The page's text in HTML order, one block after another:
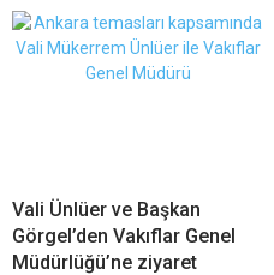
Vali Ünlüer ve Başkan
Görgel’den Vakıflar Genel
Müdürlüğü’ne ziyaret